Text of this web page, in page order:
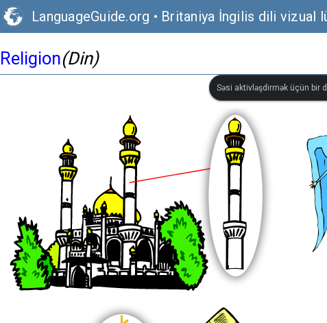
LanguageGuide.org • Britaniya İngilis dili vizual
Religion(Din)
Səsi aktivləşdirmək üçün bir